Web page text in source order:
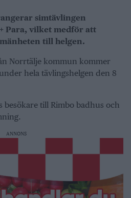
simtävlingen
Para, vilket medför att
till helgen.
Norrtälje kommun kommer
hela tävlingshelgen den 8
besökare till Rimbo badhus och
ANNONS